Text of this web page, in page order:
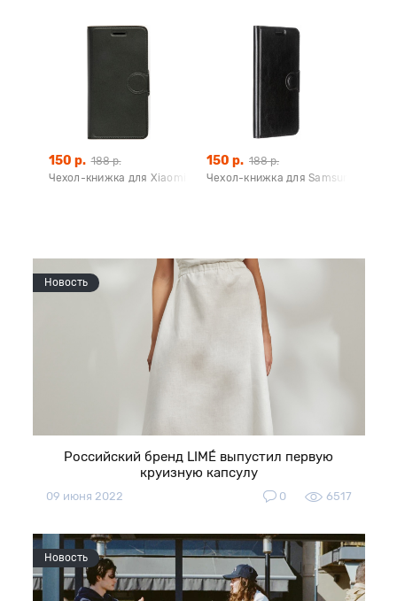
150 р. 188 р.
Чехол-книжка для Xiaomi Redmi 4a (черный), Redline
150 р. 188 р.
Чехол-книжка для Samsung
Новость
Российский бренд LIMÉ выпустил первую
круизную капсулу
09 июня 2022 0 6517
Новость